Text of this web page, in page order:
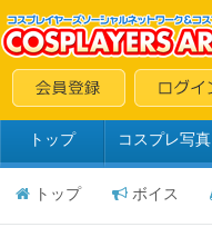
トップ コスプレ写真
トップ ボイス